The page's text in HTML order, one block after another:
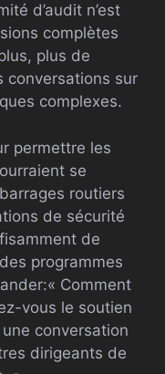
d’audit n’est
complètes
plus de
conversations sur
complexes.
permettre les
se
routiers
de sécurité
de
programmes
Comment
vous le soutien
conversation
dirigeants de